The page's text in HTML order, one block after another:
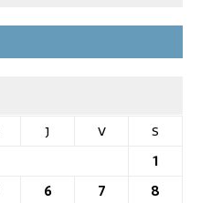
J V
S
1
6 7
8